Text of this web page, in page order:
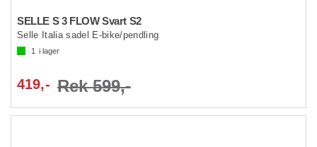
SELLE S 3 FLOW Svart S2
Selle Italia sadel E-bike/pendling
1 i lager
419,- Rek 599,-